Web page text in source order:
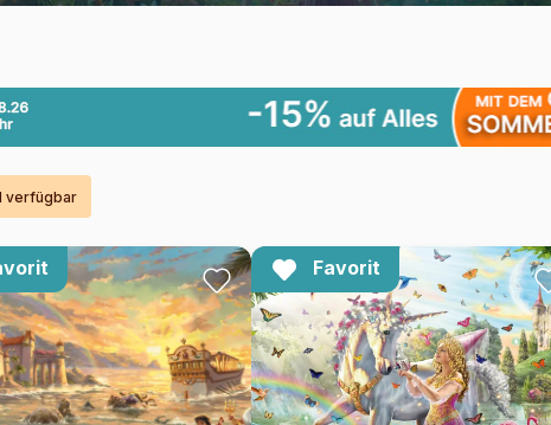
verfügbar
Favorit